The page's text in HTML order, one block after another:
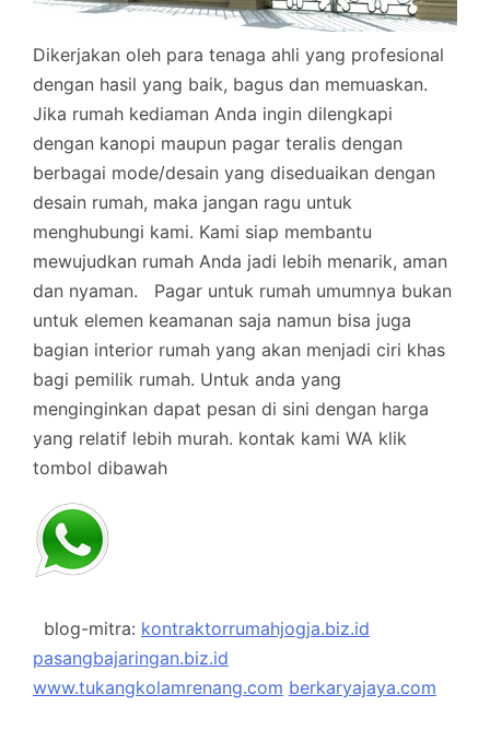
Dikerjakan oleh para tenaga ahli yang profesional
dengan hasil yang baik, bagus dan memuaskan.
Jika rumah kediaman Anda ingin dilengkapi
dengan kanopi maupun pagar teralis dengan
berbagai mode/desain yang diseduaikan dengan
desain rumah, maka jangan ragu untuk
menghubungi kami. Kami siap membantu
mewujudkan rumah Anda jadi lebih menarik, aman
dan nyaman.
Pagar untuk rumah umumnya bukan
untuk elemen keamanan saja namun bisa juga
bagian interior rumah yang akan menjadi ciri khas
bagi pemilik rumah. Untuk anda yang
menginginkan dapat pesan di sini dengan harga
yang relatif lebih murah. kontak kami WA klik
tombol dibawah
blog-mitra: kontraktorrumahjogja.biz.id
pasangbajaringan.biz.id
www.tukangkolamrenang.com berkaryajaya.com